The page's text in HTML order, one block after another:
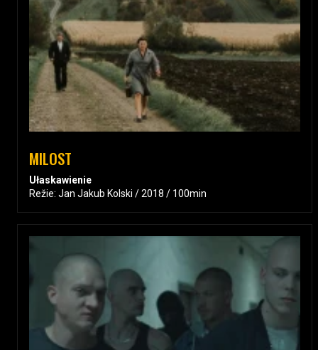
MILOST
Ułaskawienie
Režie: Jan Jakub Kolski / 2018 / 100min